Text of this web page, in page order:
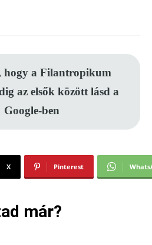
hogy a Filantropikum
az elsők között lásd a
Google-ben
X Pinterest
már?